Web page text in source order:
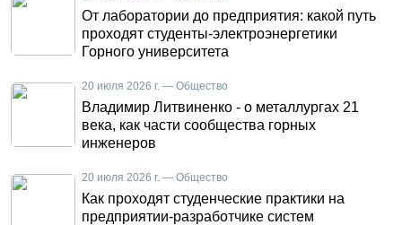
От лаборатории до предприятия: какой путь
проходят студенты-электроэнергетики
Горного университета
20 июля 2026 г. — Общество
Владимир Литвиненко - о металлургах 21
века, как части сообщества горных
инженеров
20 июля 2026 г. — Общество
Как проходят студенческие практики на
предприятии-разработчике систем